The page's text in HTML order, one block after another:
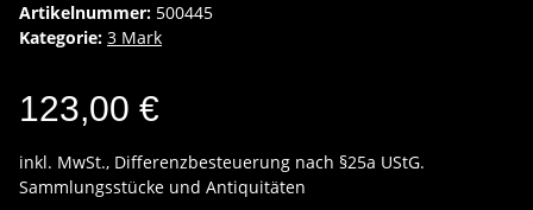
Artikelnummer: 500445
Kategorie: 3 Mark
123,00 €
inkl. MwSt., Differenzbesteuerung nach §25a UStG.
Sammlungsstücke und Antiquitäten